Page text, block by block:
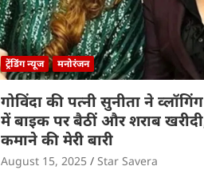
ट्रेंडिंग न्यूज मनोरंजन
गोविंदा की पत्नी सुनीता ने
में बाइक पर बैठीं और शराब
कमाने की मेरी बारी
August 15, 2025 Star Savera